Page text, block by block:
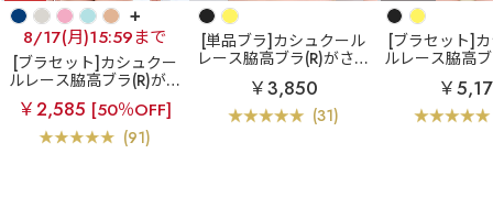
+
8/17(月)15:59まで
[ブラセット]カシュクー
ルレース脇高ブラ(R)がさ
らに進化！柔らかなつけ
心地の美谷間ブラ
リフ
ト カシュクールレース脇
高ブラ(R) ブラジャー&シ
￥2,585 [50％OFF]
(91)
[単品ブラ]カシュクール
レース脇高ブラ(R)がさら
に進化！柔らかなつけ心
地の美谷間ブラ
カシュクールレース脇高
ブラ(R) 単品ブラジャー
￥3,850
(31)
[ブラセット]
ルレース脇高
らに進化！柔
心地の美谷間
ト カシュクー
高ブラ(R) ブ
￥